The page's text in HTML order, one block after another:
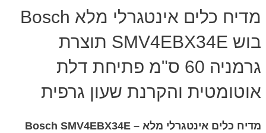
מדיח כלים אינטגרלי מלא Bosch
בוש SMV4EBX34E תוצרת
גרמניה 60 ס"מ פתיחת דלת
אוטומטית והקרנת שעון גרפית
מדיח כלים אינטגרלי מלא Bosch SMV4EBX34E –